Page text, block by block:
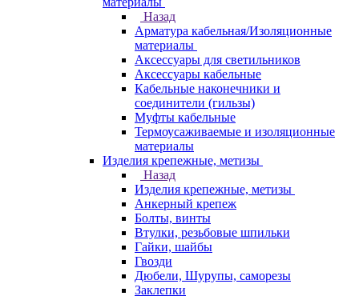
Назад
Арматура кабельная/Изоляционные
материалы
Аксессуары для светильников
Аксессуары кабельные
Кабельные наконечники и
соединители (гильзы)
Муфты кабельные
Термоусаживаемые и изоляционные
материалы
Изделия крепежные, метизы
Назад
Изделия крепежные, метизы
Анкерный крепеж
Болты, винты
Втулки, резьбовые шпильки
Гайки, шайбы
Гвозди
Дюбели, Шурупы, саморезы
Заклепки